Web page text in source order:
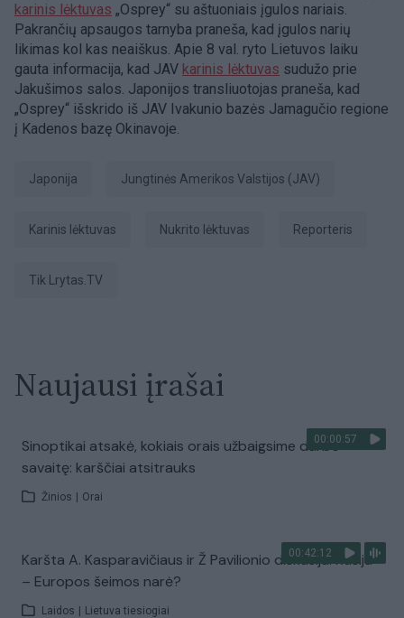
karinis lėktuvas „Osprey“ su aštuoniais įgulos nariais.
Pakrančių apsaugos tarnyba praneša, kad įgulos narių
likimas kol kas neaiškus. Apie 8 val. ryto Lietuvos laiku
gauta informacija, kad JAV karinis lėktuvas sudužo prie
Jakušimos salos. Japonijos transliuotojas praneša, kad
„Osprey“ išskrido iš JAV Ivakunio bazės Jamagučio regione
į Kadenos bazę Okinavoje.
Japonija Jungtinės Amerikos Valstijos (JAV)
karinis lėktuvas nukrito lėktuvas Reporteris
tik Lrytas.TV
Naujausi įrašai
00:00:57
Sinoptikai atsakė, kokiais orais užbaigsime darbo
savaitę: karščiai atsitrauks
Žinios Orai
00:42:12
Karšta A. Kasparavičiaus ir Ž Pavilionio diskusija: Rusija
– Europos šeimos narė?
Laidos Lietuva tiesiogiai